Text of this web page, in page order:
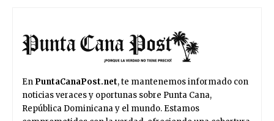
En PuntaCanaPost.net, te mantenemos informado con
noticias veraces y oportunas sobre Punta Cana,
República Dominicana y el mundo. Estamos